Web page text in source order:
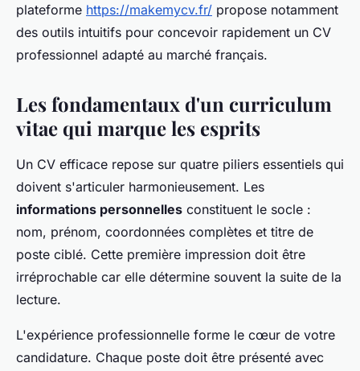
plateforme https://makemycv.fr/ propose notamment
des outils intuitifs pour concevoir rapidement un CV
professionnel adapté au marché français.
Les fondamentaux d'un curriculum
vitae qui marque les esprits
Un CV efficace repose sur quatre piliers essentiels qui
doivent s'articuler harmonieusement. Les
informations personnelles constituent le socle :
nom, prénom, coordonnées complètes et titre de
poste ciblé. Cette première impression doit être
irréprochable car elle détermine souvent la suite de la
lecture.
L'expérience professionnelle forme le cœur de votre
candidature. Chaque poste doit être présenté avec